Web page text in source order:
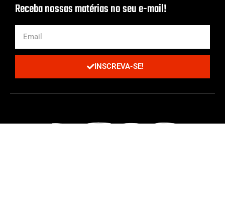
Receba nossas matérias no seu e-mail!
INSCREVA-SE!